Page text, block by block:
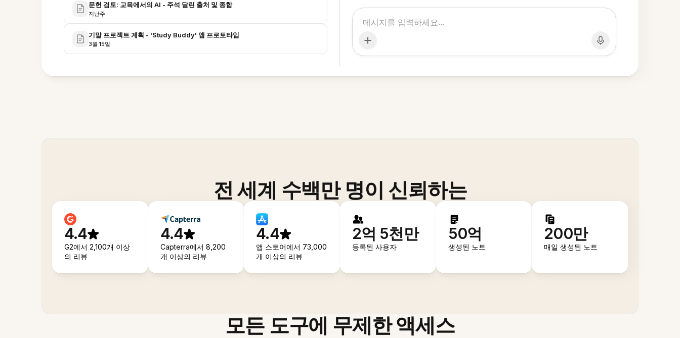
문헌 검토: 교육에서의 AI - 주석 달린 출처 및 종합
지난주
기말 프로젝트 계획 - 'Study Buddy' 앱 프로토타입
3월 15일
전 세계 수백만 명이 신뢰하는
4.4
G2에서 2,100개 이상
의 리뷰
4.4
Capterra에서 8,200
개 이상의 리뷰
4.4
앱 스토어에서 73,000
개 이상의 리뷰
2억 5천만
등록된 사용자
50억
생성된 노트
200만
매일 생성된 노트
모든 도구에 무제한 액세스